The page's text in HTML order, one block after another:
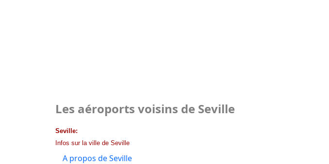
Les aéroports voisins de Seville
Seville:
Infos sur la ville de Seville
A propos de Seville